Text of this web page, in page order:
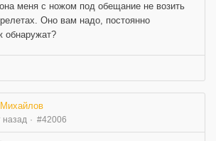
меня с ножом под обещание не возить
Оно вам надо, постоянно
обнаружат?
назад #42006